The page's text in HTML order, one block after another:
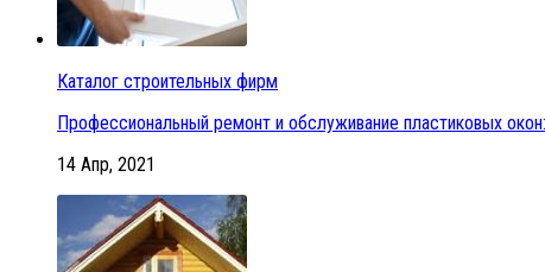
Каталог строительных фирм
Профессиональный ремонт и обслуживание пластиковых
14 Апр, 2021